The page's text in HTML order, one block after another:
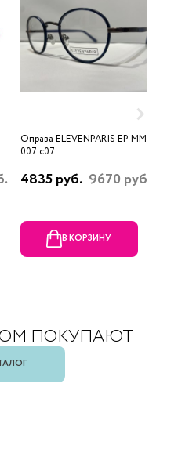
Оправа ELEVENPARIS EP MM
007 c07
4835 руб. 9670 руб.
В КОРЗИНУ
ПОКУПАЮТ